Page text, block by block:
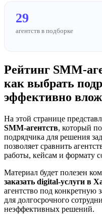
29
агентств в подборке
Рейтинг
как выбрать
эффективно
На этой странице
SMM‑агентств, который
подрядчика для решения
позволяет сравнить
работы, кейсам и формату
Материал будет полезен
заказать digital-услуги в
агентство под конкретную
для долгосрочного
неэффективных решений.